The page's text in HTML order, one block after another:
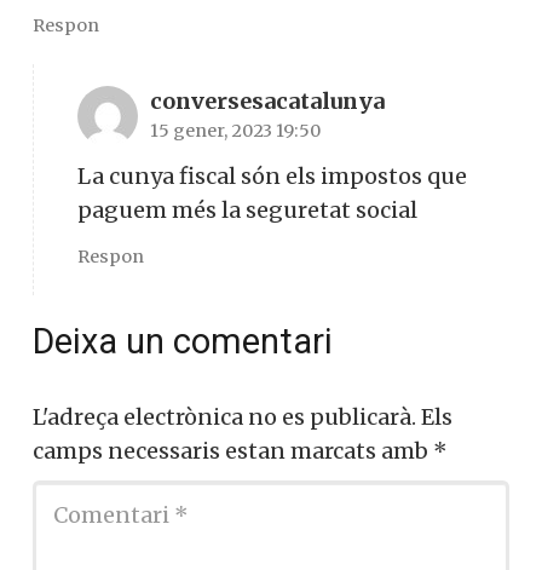
Respon
conversesacatalunya
15 gener, 2023 19:50
La cunya fiscal són els impostos que
paguem més la seguretat social
Respon
Deixa un comentari
L'adreça electrònica no es publicarà. Els
camps necessaris estan marcats amb *